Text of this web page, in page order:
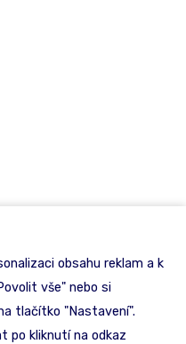
obsahu reklam a k
vše" nebo si
tlačítko "Nastavení".
po kliknutí na odkaz